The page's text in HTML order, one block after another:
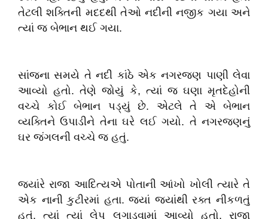
તેટલી શક્તિની મદદથી તેઓ નદીની નજીક ગયા અને
ત્યાં જ બેભાન થઈ ગયા.
સાંજના સમયે તે નદી કાંઠે એક નગરજણ પાણી લેવા
આવ્યો હતો. તેણે જોયું કે, ત્યાં જ ઘણા મૃતદેહોની
વચ્ચે કોઈ બેભાન પડ્યું છે. એટલે તે એ બેભાન
વ્યક્તિને ઉપાડીને તેના ઘરે લઈ ગયો. તે નગરજણનું
ઘર જંગલની વચ્ચે જ હતું.
જ્યાંરે રાજા આદિત્યએ પોતાની આંખો ખોલી ત્યારે તે
એક નાની કુટીરમાં હતા. જ્યાં જ્યાંથી રક્ત નીકળતું
હતું, ત્યાં ત્યાં લેપ લગાડવામાં આવ્યો હતો. રાજા